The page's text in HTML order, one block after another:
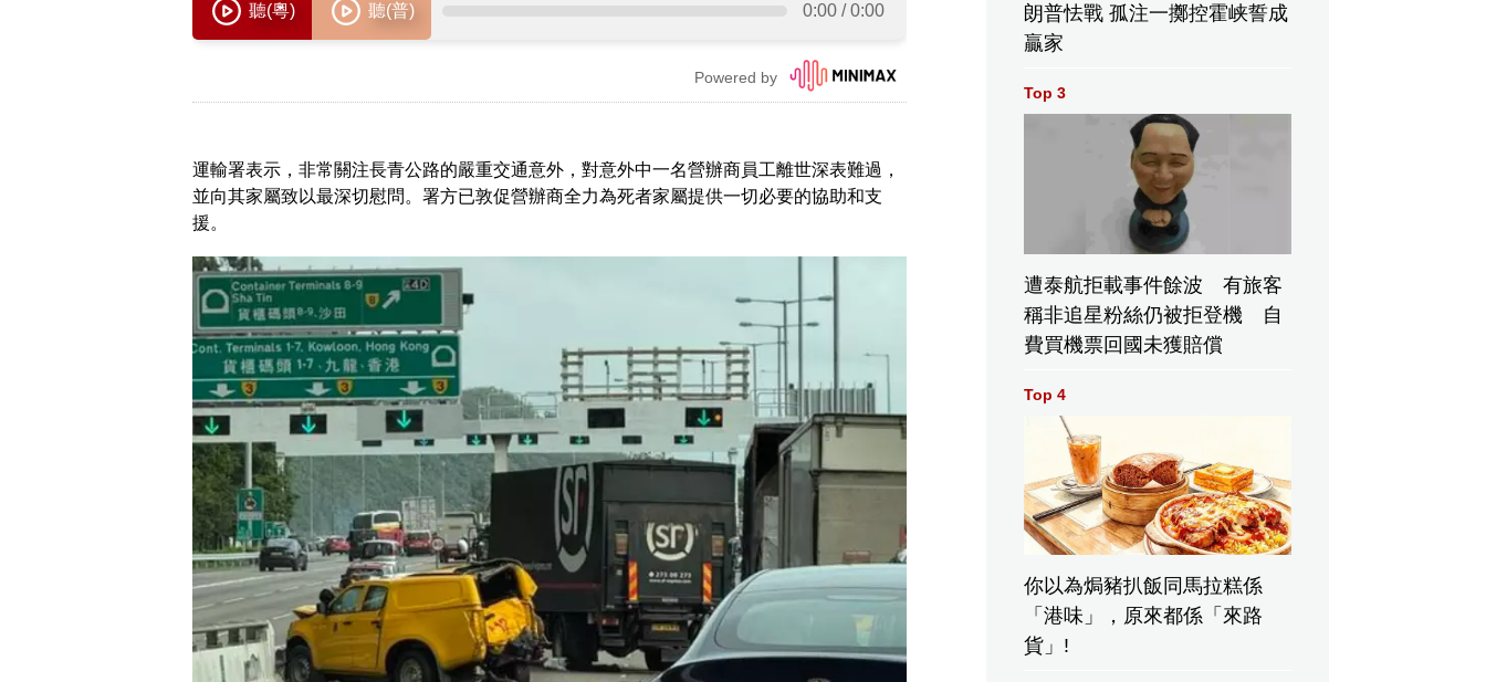
​運輸署表示，非常關注長青公路的嚴重交通意外，對意外中一名營辦商員工離世深表難過，
並向其家屬致以最深切慰問。署方已敦促營辦商全力為死者家屬提供一切必要的協助和支
援。
朗普怯戰 孤注一擲控霍峡誓成
贏家
Top 3
遭泰航拒載事件餘波 有旅客
稱非追星粉絲仍被拒登機 自
費買機票回國未獲賠償
Top 4
你以為焗豬扒飯同馬拉糕係
「港味」，原來都係「來路
貨」!